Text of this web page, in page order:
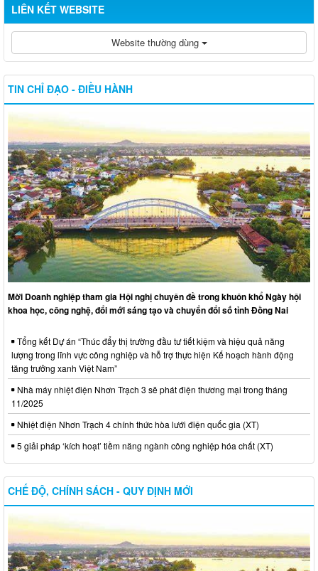
LIÊN KẾT WEBSITE
Website thường dùng
TIN CHỈ ĐẠO - ĐIỀU HÀNH
Mời Doanh nghiệp tham gia Hội nghị chuyên đề trong khuôn khổ Ngày hội
khoa học, công nghệ, đổi mới sáng tạo và chuyển đổi số tỉnh Đồng Nai
Tổng kết Dự án “Thúc đẩy thị trường đầu tư tiết kiệm và hiệu quả năng
lượng trong lĩnh vực công nghiệp và hỗ trợ thực hiện Kế hoạch hành động
tăng trưởng xanh Việt Nam”
Nhà máy nhiệt điện Nhơn Trạch 3 sẽ phát điện thương mại trong tháng
11/2025
Nhiệt điện Nhơn Trạch 4 chính thức hòa lưới điện quốc gia (XT)
5 giải pháp ‘kích hoạt’ tiềm năng ngành công nghiệp hóa chất (XT)
CHẾ ĐỘ, CHÍNH SÁCH - QUY ĐỊNH MỚI